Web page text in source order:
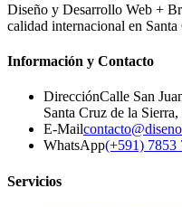
Diseño y Desarrollo Web +
calidad internacional en
Información y Contacto
DirecciónCalle San
Santa Cruz de la Sierra,
E-Mail
WhatsApp(+591) 7853
Servicios